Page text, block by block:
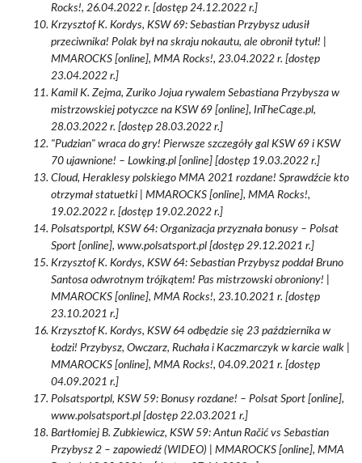
Rocks!, 26.04.2022 r. [dostęp 24.12.2022 r.]
Krzysztof K. Kordys, KSW 69: Sebastian Przybysz udusił
przeciwnika! Polak był na skraju nokautu, ale obronił tytuł! |
MMAROCKS [online], MMA Rocks!, 23.04.2022 r. [dostęp
23.04.2022 r.]
Kamil K. Zejma, Zuriko Jojua rywalem Sebastiana Przybysza w
mistrzowskiej potyczce na KSW 69 [online], InTheCage.pl,
28.03.2022 r. [dostęp 28.03.2022 r.]
"Pudzian" wraca do gry! Pierwsze szczegóły gal KSW 69 i KSW
70 ujawnione! – Lowking.pl [online] [dostęp 19.03.2022 r.]
Cloud, Heraklesy polskiego MMA 2021 rozdane! Sprawdźcie kto
otrzymał statuetki | MMAROCKS [online], MMA Rocks!,
19.02.2022 r. [dostęp 19.02.2022 r.]
Polsatsportpl, KSW 64: Organizacja przyznała bonusy – Polsat
Sport [online], www.polsatsport.pl [dostęp 29.12.2021 r.]
Krzysztof K. Kordys, KSW 64: Sebastian Przybysz poddał Bruno
Santosa odwrotnym trójkątem! Pas mistrzowski obroniony! |
MMAROCKS [online], MMA Rocks!, 23.10.2021 r. [dostęp
23.10.2021 r.]
Krzysztof K. Kordys, KSW 64 odbędzie się 23 października w
Łodzi! Przybysz, Owczarz, Ruchała i Kaczmarczyk w karcie walk |
MMAROCKS [online], MMA Rocks!, 04.09.2021 r. [dostęp
04.09.2021 r.]
Polsatsportpl, KSW 59: Bonusy rozdane! – Polsat Sport [online],
www.polsatsport.pl [dostęp 22.03.2021 r.]
Bartłomiej B. Zubkiewicz, KSW 59: Antun Račić vs Sebastian
Przybysz 2 – zapowiedź (WIDEO) | MMAROCKS [online], MMA